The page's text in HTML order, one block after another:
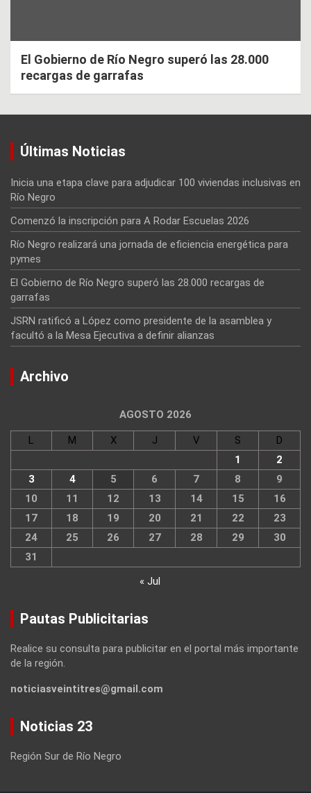
El Gobierno de Río Negro superó las 28.000
recargas de garrafas
Últimas Noticias
Inicia una etapa clave para adjudicar 100 viviendas inclusivas en
Río Negro
Comenzó la inscripción para A Rodar Escuelas 2026
Río Negro realizará una jornada de eficiencia energética para
pymes
El Gobierno de Río Negro superó las 28.000 recargas de
garrafas
JSRN ratificó a López como presidente de la asamblea y
facultó a la Mesa Ejecutiva a definir alianzas
Archivo
AGOSTO 2026
L M X J V S
D
1
2
3
4 5 6 7 8
9
10
11 12 13 14 15
16
17
18 19 20 21 22
23
24
25 26 27 28 29
30
31
« Jul
Pautas Publicitarias
Realice su consulta para publicitar en el portal más importante
de la región.
noticiasveintitres@gmail.com
Noticias 23
Región Sur de Río Negro